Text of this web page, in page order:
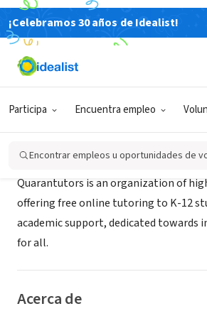
¡Celebramos 30 años de Idealist!
Participa Encuentra empleo
Encontrar empleos u oportunidades de
ORGANIZACIÓN SIN FIN DE LUCRO
QUARANTUTORS
Quarantutors is an organization of
offering free online tutoring to K-12
academic support, dedicated towards
for all.
Acerca de